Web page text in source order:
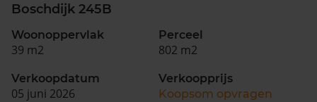
Boschdijk 245B
Woonoppervlak
39 m2
Perceel
802 m2
Verkoopdatum
05 juni 2026
Verkoopprijs
Koopsom opvragen